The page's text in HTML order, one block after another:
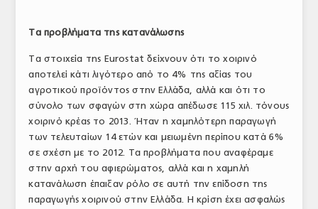
Τα προβλήματα της κατανάλωσης
Τα στοιχεία της Eurostat δείχνουν ότι το χοιρινό
αποτελεί κάτι λιγότερο από το 4% της αξίας του
αγροτικού προϊόντος στην Ελλάδα, αλλά και ότι το
σύνολο των σφαγών στη χώρα απέδωσε 115 χιλ. τόνους
χοιρινό κρέας το 2013. Ήταν η χαμηλότερη παραγωγή
των τελευταίων 14 ετών και μειωμένη περίπου κατά 6%
σε σχέση με το 2012. Τα προβλήματα που αναφέραμε
στην αρχή του αφιερώματος, αλλά και η χαμηλή
κατανάλωση έπαιξαν ρόλο σε αυτή την επίδοση της
παραγωγής χοιρινού στην Ελλάδα. Η κρίση έχει ασφαλώς